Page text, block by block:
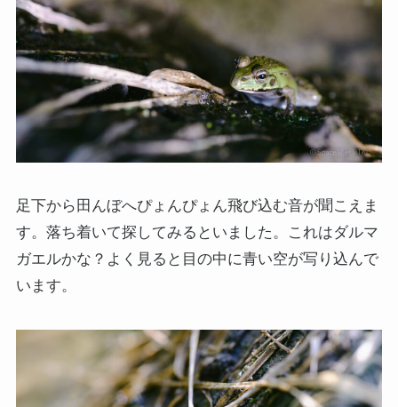
足下から田んぼへぴょんぴょん飛び込む音が聞こえま
す。落ち着いて探してみるといました。これはダルマ
ガエルかな？よく見ると目の中に青い空が写り込んで
います。